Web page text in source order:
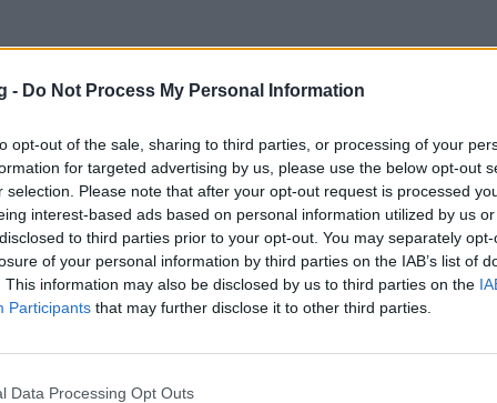
- Do Not Process My Personal Information
opt-out of the sale, sharing to third parties, or processing of your
for targeted advertising by us, please use the below opt-out
selection. Please note that after your opt-out request is processed
interest-based ads based on personal information utilized by us
to third parties prior to your opt-out. You may separately
of your personal information by third parties on the IAB’s list of
This information may also be disclosed by us to third parties on the
Participants that may further disclose it to other third parties.
Data Processing Opt Outs
πολλά στεφάνια που στάλθηκαν για τον Θανάση
δύο ήταν σε σχήμα τριφυλλιού.
11:12
του Παναθηναϊκού ο Θανάσης